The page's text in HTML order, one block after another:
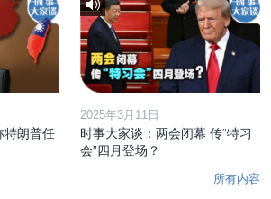
特朗普任
2025年3月11日
时事大家谈：两会闭幕 传“特习
会”四月登场？
所有内容